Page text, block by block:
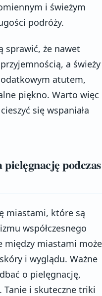
i świeżym
podróży.
sprawić, że nawet
a świeży
atutem,
piękno. Warto więc
się wspaniała
podczas
miastami, które są
współczesnego
między miastami może
i wyglądu. Ważne
o pielęgnację,
Tanie i skuteczne triki